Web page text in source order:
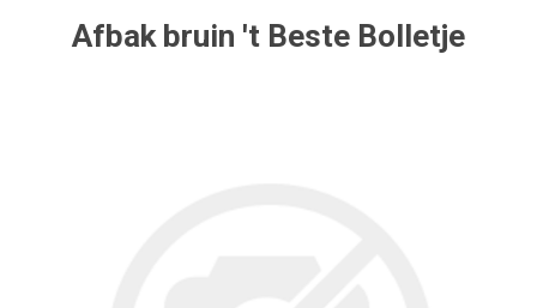
Afbak bruin 't Beste Bolletje